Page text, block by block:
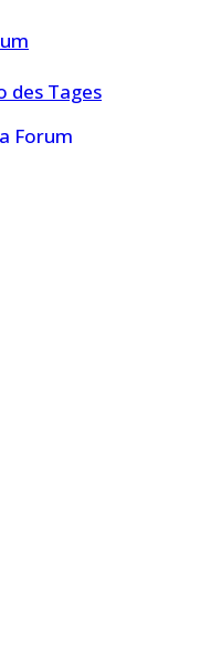
des Tages
Forum